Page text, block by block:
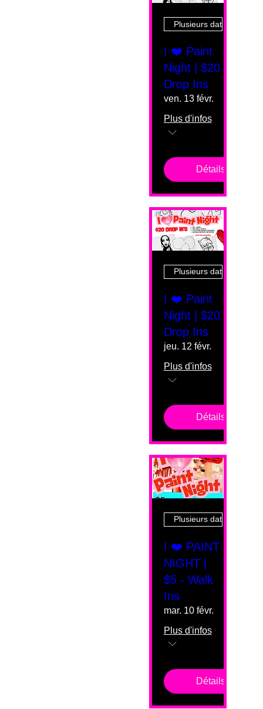
Plusieurs dates
I ❤️ Paint
Night | $20
Drop Ins
ven. 13 févr.
Plus d'infos
Détails
Plusieurs dates
I ❤️ Paint
Night | $20
Drop Ins
jeu. 12 févr.
Plus d'infos
Détails
Plusieurs dates
I ❤️ PAINT
NIGHT |
$5 - Walk
Ins
mar. 10 févr.
Plus d'infos
Détails